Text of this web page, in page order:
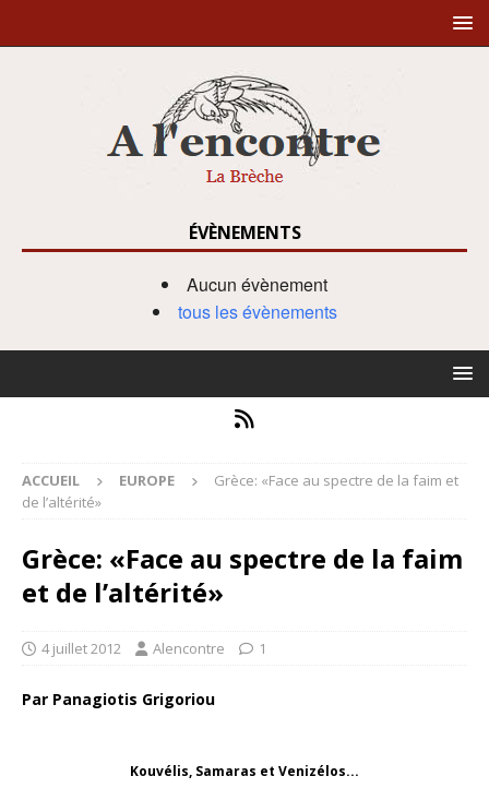
ÉVÈNEMENTS
Aucun évènement
tous les évènements
ACCUEIL EUROPE
Grèce: «Face au spectre de la faim et
de l’altérité»
Grèce: «Face au spectre de la faim
et de l’altérité»
4 juillet 2012 Alencontre 1
Par Panagiotis Grigoriou
Kouvélis, Samaras et Venizélos...